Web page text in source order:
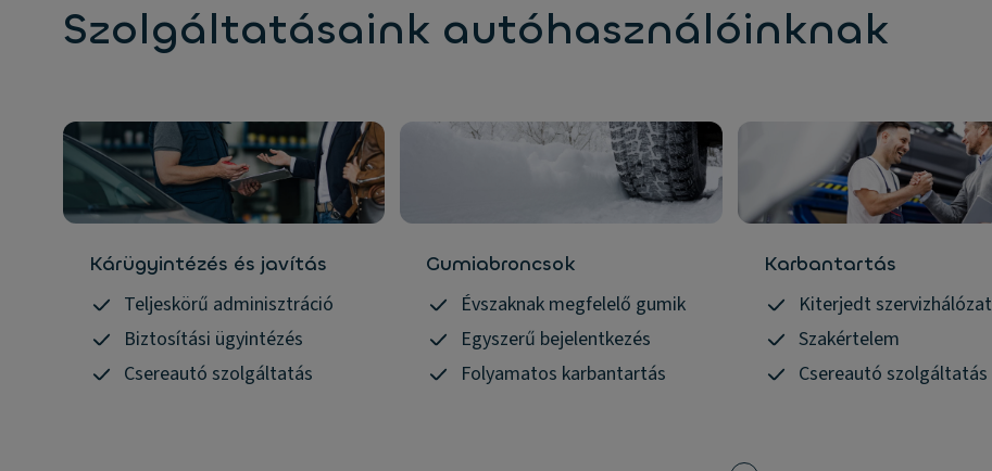
Szolgáltatásaink autóhasználóinknak
Kárügyintézés és javítás
Teljeskörű adminisztráció
Biztosítási ügyintézés
Csereautó szolgáltatás
Gumiabroncsok
Évszaknak megfelelő gumik
Egyszerű bejelentkezés
Folyamatos karbantartás
Karbantartás
Kiterjedt szervizhálózat
Szakértelem
Csereautó szolgáltatás